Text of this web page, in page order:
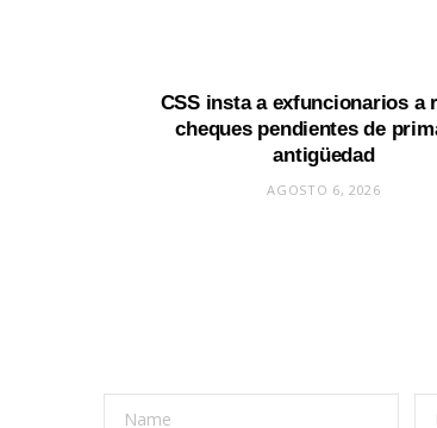
CSS insta a exfuncionarios a
cheques pendientes de
antigüedad
AGOSTO 6, 2026